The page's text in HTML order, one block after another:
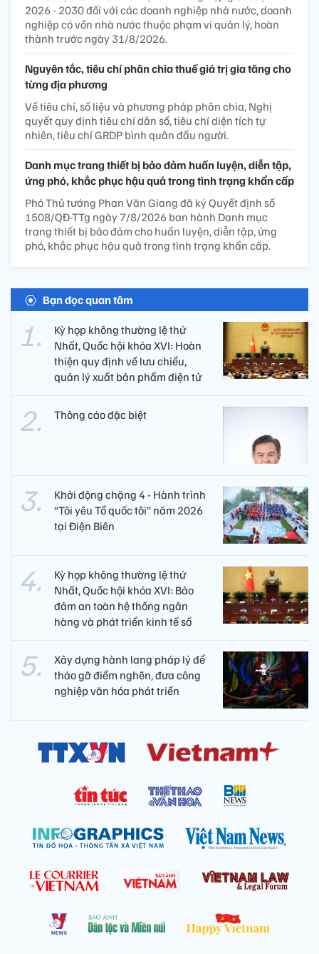
2026 - 2030 đối với các doanh nghiệp nhà nước, doanh
nghiệp có vốn nhà nước thuộc phạm vi quản lý, hoàn
thành trước ngày 31/8/2026.
Nguyên tắc, tiêu chí phân chia thuế giá trị gia tăng cho
từng địa phương
Về tiêu chí, số liệu và phương pháp phân chia, Nghị
quyết quy định tiêu chí dân số, tiêu chí diện tích tự
nhiên, tiêu chí GRDP bình quân đầu người.
Danh mục trang thiết bị bảo đảm huấn luyện, diễn tập,
ứng phó, khắc phục hậu quả trong tình trạng khẩn cấp
Phó Thủ tướng Phan Văn Giang đã ký Quyết định số
1508/QĐ-TTg ngày 7/8/2026 ban hành Danh mục
trang thiết bị bảo đảm cho huấn luyện, diễn tập, ứng
phó, khắc phục hậu quả trong tình trạng khẩn cấp.
Bạn đọc quan tâm
Kỳ họp không thường lệ thứ
Nhất, Quốc hội khóa XVI: Hoàn
thiện quy định về lưu chiểu,
quản lý xuất bản phẩm điện tử
Thông cáo đặc biệt
Khởi động chặng 4 - Hành trình
“Tôi yêu Tổ quốc tôi” năm 2026
tại Điện Biên
Kỳ họp không thường lệ thứ
Nhất, Quốc hội khóa XVI: Bảo
đảm an toàn hệ thống ngân
hàng và phát triển kinh tế số
Xây dựng hành lang pháp lý để
tháo gỡ điểm nghẽn, đưa công
nghiệp văn hóa phát triển